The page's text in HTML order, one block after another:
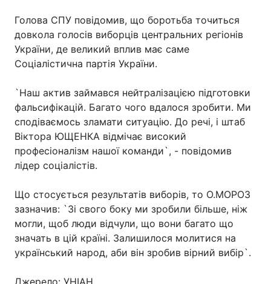
Голова СПУ повідомив, що боротьба точиться
довкола голосів виборців центральних регіонів
України, де великий вплив має саме
Соціалістична партія України.
`Наш актив займався нейтралізацією підготовки
фальсифікацій. Багато чого вдалося зробити. Ми
сподіваємось зламати ситуацію. До речі, і штаб
Віктора ЮЩЕНКА відмічає високий
професіоналізм нашої команди`, - повідомив
лідер соціалістів.
Що стосується результатів виборів, то О.МОРОЗ
зазначив: `Зі свого боку ми зробили більше, ніж
могли, щоб люди відчули, що вони багато що
значать в цій країні. Залишилося молитися на
український народ, аби він зробив вірний вибір`.
Джерело: УНІАН